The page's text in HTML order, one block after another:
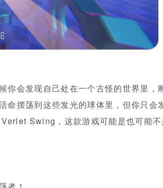
你会发现自己处在一个古怪的世界里，
命摆荡到这些发光的球体里，但你只会
Swing，这款游戏可能是也可能不